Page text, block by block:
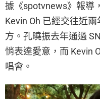
據《spotvnews》報導
Kevin Oh 已經交往近
方。孔曉振去年通過
悄表達愛意，而 Kevin
唱會。